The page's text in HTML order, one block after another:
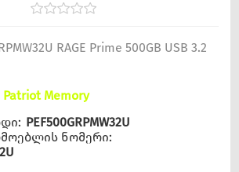
RAGE Prime 500GB USB 3.2
Patriot Memory
PEF500GRPMW32U
ნომერი: